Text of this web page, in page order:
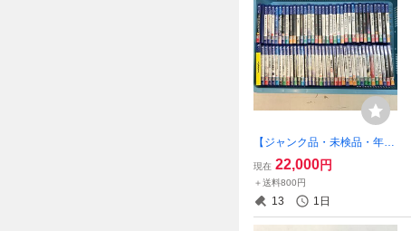
【ジャンク品・未検品・年齢
確認必須・同梱不可】PS
４ ソフト ７１本セット
~グランドセフトオート、他
【ゲーム-580】
現在 22,000円
＋送料800円
13 1日